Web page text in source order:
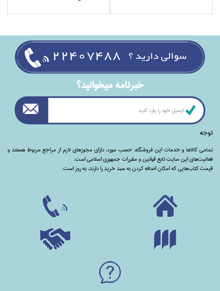
خبرنامه ميخوانيد؟
توجه
تمامی‌ کالاها و خدمات این فروشگاه، حسب مورد،‌ دارای مجوزهای لازم از مراجع مربوط هستند ‌و‌‌
فعالیت‌های این سایت تابع قوانین و مقررات جمهوری اسلامی است.
قیمت کتاب‌هایی که امکان اضافه کردن به سبد خرید را دارند،‌ به روز است.